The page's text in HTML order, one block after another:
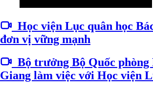
Học viện Lục quân học
đơn vị vững mạnh
Bộ trưởng Bộ Quốc phòng
Giang làm việc với Học viện